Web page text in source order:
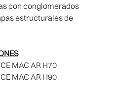
con conglomerados
estructurales de
MAC AR H70
MAC AR H90